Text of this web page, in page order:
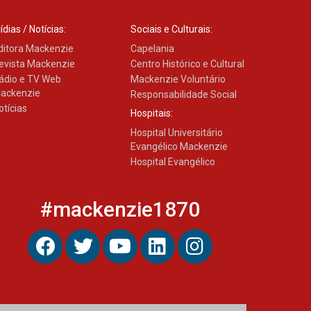
/ Notícias:
Mackenzie
Mackenzie
e TV Web
Sociais e Culturais:
Capelania
Centro Histórico e Cultural
Mackenzie Voluntário
Responsabilidade Social
Hospitais:
Hospital Universitário
Evangélico Mackenzie
Hospital Evangélico
#mackenzie1870